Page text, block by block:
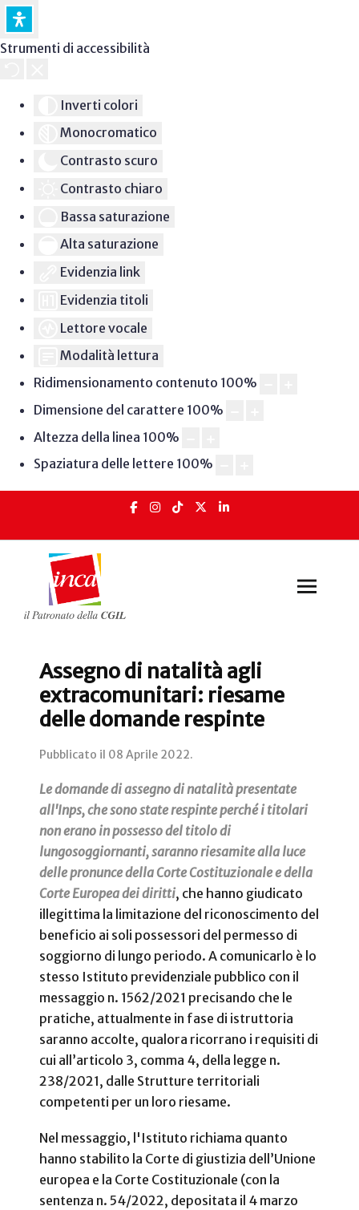
Strumenti di accessibilità
Inverti colori
Monocromatico
Contrasto scuro
Contrasto chiaro
Bassa saturazione
Alta saturazione
Evidenzia link
Evidenzia titoli
Lettore vocale
Modalità lettura
Ridimensionamento contenuto 100%
Dimensione del carattere 100%
Altezza della linea 100%
Spaziatura delle lettere 100%
Assegno di natalità agli
extracomunitari: riesame
delle domande respinte
Pubblicato il 08 Aprile 2022.
Le domande di assegno di natalità presentate
all'Inps, che sono state respinte perché i titolari
non erano in possesso del titolo di
lungosoggiornanti, saranno riesamite alla luce
delle pronunce della Corte Costituzionale e della
Corte Europea dei diritti, che hanno giudicato
illegittima la limitazione del riconoscimento del
beneficio ai soli possessori del permesso di
soggiorno di lungo periodo. A comunicarlo è lo
stesso Istituto previdenziale pubblico con il
messaggio n. 1562/2021 precisando che le
pratiche, attualmente in fase di istruttoria
saranno accolte, qualora ricorrano i requisiti di
cui all’articolo 3, comma 4, della legge n.
238/2021, dalle Strutture territoriali
competenti per un loro riesame.
Nel messaggio, l'Istituto richiama quanto
hanno stabilito la Corte di giustizia dell’Unione
europea e la Corte Costituzionale (con la
sentenza n. 54/2022, depositata il 4 marzo